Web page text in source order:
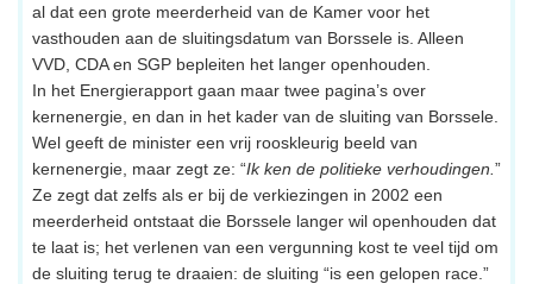
al dat een grote meerderheid van de Kamer voor het
vasthouden aan de sluitingsdatum van Borssele is. Alleen
VVD, CDA en SGP bepleiten het langer openhouden.
In het Energierapport gaan maar twee pagina’s over
kernenergie, en dan in het kader van de sluiting van Borssele.
Wel geeft de minister een vrij rooskleurig beeld van
kernenergie, maar zegt ze: “Ik ken de politieke verhoudingen. ”
Ze zegt dat zelfs als er bij de verkiezingen in 2002 een
meerderheid ontstaat die Borssele langer wil openhouden dat
te laat is; het verlenen van een vergunning kost te veel tijd om
de sluiting terug te draaien: de sluiting “is een gelopen race.”